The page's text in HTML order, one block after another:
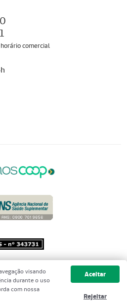
comercial
- 2026 Unimed do
os direitos reservados
visando
durante o uso
com nossa
Aceitar
Rejeitar